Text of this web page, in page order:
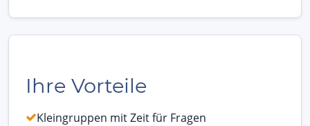
Ihre Vorteile
Kleingruppen mit Zeit für Fragen